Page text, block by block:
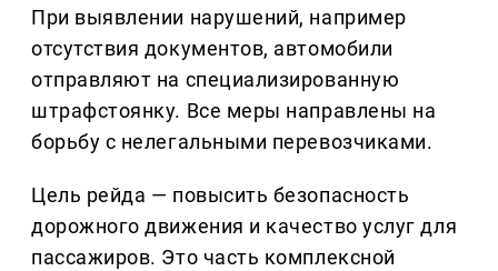
При выявлении нарушений, например
отсутствия документов, автомобили
отправляют на специализированную
штрафстоянку. Все меры направлены на
борьбу с нелегальными перевозчиками.
Цель рейда — повысить безопасность
дорожного движения и качество услуг для
пассажиров. Это часть комплексной